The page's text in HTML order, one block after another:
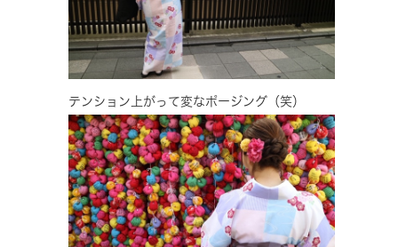
テンション上がって変なポージング（笑）